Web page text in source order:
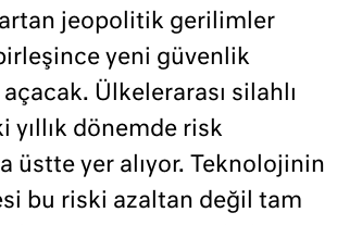
jeopolitik gerilimler
yeni güvenlik
Ülkelerarası silahlı
yıllık dönemde risk
üstte yer alıyor. Teknolojinin
bu riski azaltan değil tam